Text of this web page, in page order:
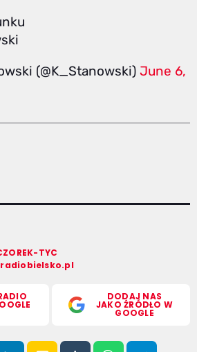
(@K_Stanowski) June 6,
TYC
DODAJ NAS
JAKO ŹRÓDŁO W
GOOGLE